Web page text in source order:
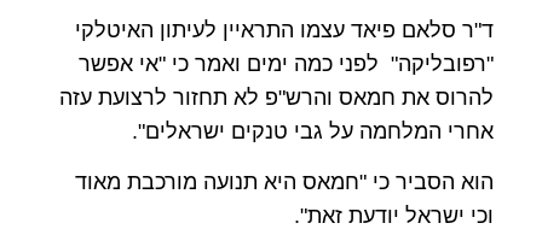
ד"ר סלאם פיאד עצמו התראיין לעיתון האיטלקי
"רפובליקה" לפני כמה ימים ואמר כי "אי אפשר
להרוס את חמאס והרש"פ לא תחזור לרצועת עזה
אחרי המלחמה על גבי טנקים ישראלים".
הוא הסביר כי "חמאס היא תנועה מורכבת מאוד
וכי ישראל יודעת זאת".